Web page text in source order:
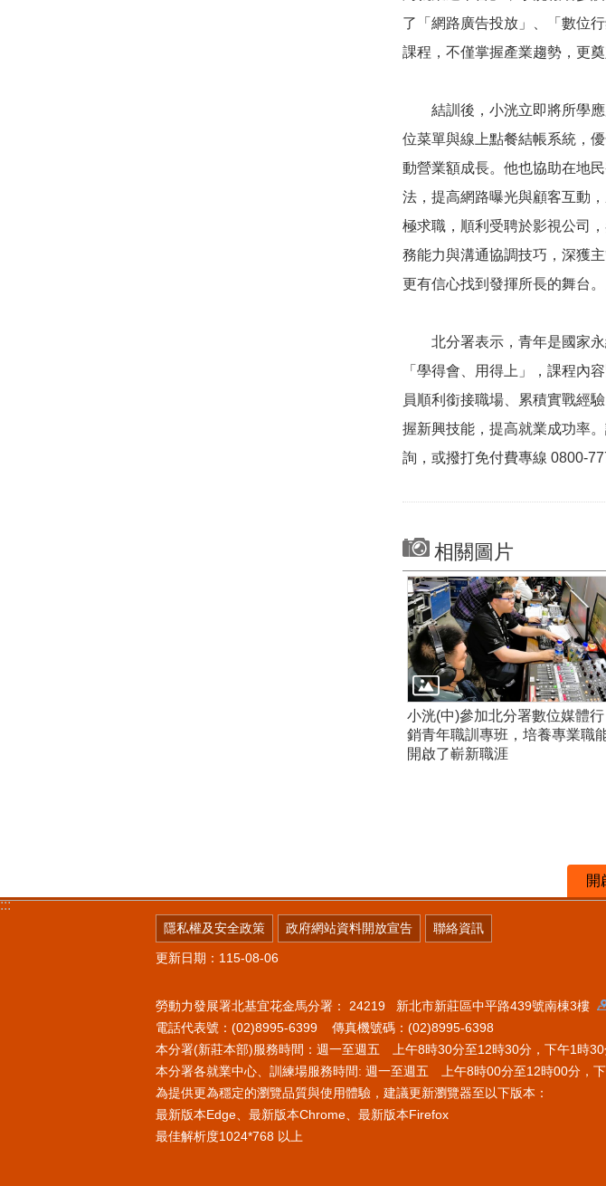
了「網路廣告投放」、「數位
課程，不僅掌握產業趨勢，更奠
結訓後，小洸立即將所學應
位菜單與線上點餐結帳系統，
動營業額成長。他也協助在地
法，提高網路曝光與顧客互動
極求職，順利受聘於影視公司
務能力與溝通協調技巧，深獲
更有信心找到發揮所長的舞台。
北分署表示，青年是國家永
「學得會、用得上」，課程內
員順利銜接職場、累積實戰經
握新興技能，提高就業成功率
詢，或撥打免付費專線 0800-
相關圖片
小洸(中)參加北分署數位媒體行
銷青年職訓專班，培養專業職
開啟了嶄新職涯
:::
開
隱私權及安全政策 政府網站資料開放宣告 聯絡資訊
更新日期：115-08-06
勞動力發展署北基宜花金馬分署： 24219 新北市新莊區中平路439號南棟3樓
電話代表號：(02)8995-6399 傳真機號碼：(02)8995-6398
本分署(新莊本部)服務時間：週一至週五 上午8時30分至12時30分，下午1時
本分署各就業中心、訓練場服務時間: 週一至週五 上午8時00分至12時00分，
為提供更為穩定的瀏覽品質與使用體驗，建議更新瀏覽器至以下版本：
最新版本Edge、最新版本Chrome、最新版本Firefox
最佳解析度1024*768 以上